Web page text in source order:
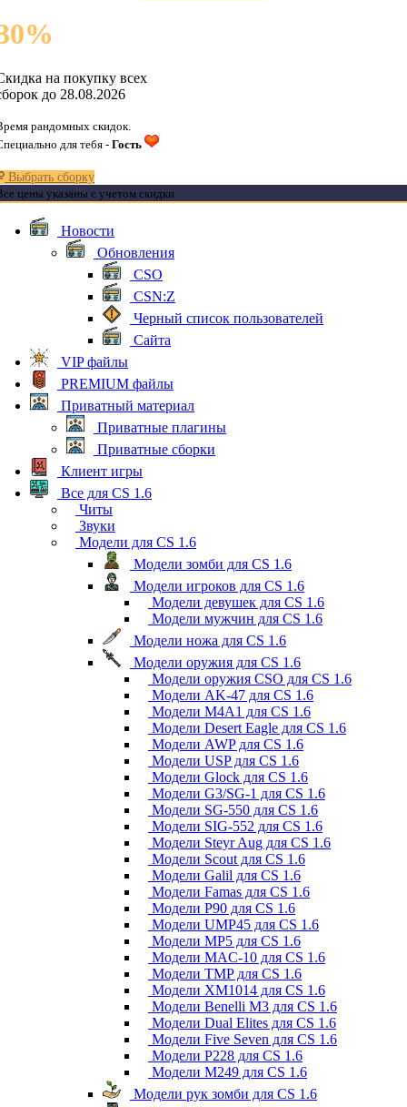
%
на покупку всех
до 28.08.2026
рандомных скидок.
для тебя - Гость
Выбрать сборку
цены указаны с учетом скидки
Новости
Обновления
CSO
CSN:Z
Черный список пользователей
Сайта
VIP файлы
PREMIUM файлы
Приватный материал
Приватные плагины
Приватные сборки
Клиент игры
Все для CS 1.6
Читы
Звуки
Модели для CS 1.6
Модели зомби для CS 1.6
Модели игроков для CS 1.6
Модели девушек для CS 1.6
Модели мужчин для CS 1.6
Модели ножа для CS 1.6
Модели оружия для CS 1.6
Модели оружия CSO для CS 1.6
Модели AK-47 для CS 1.6
Модели M4A1 для CS 1.6
Модели Desert Eagle для CS 1.6
Модели AWP для CS 1.6
Модели USP для CS 1.6
Модели Glock для CS 1.6
Модели G3/SG-1 для CS 1.6
Модели SG-550 для CS 1.6
Модели SIG-552 для CS 1.6
Модели Steyr Aug для CS 1.6
Модели Scout для CS 1.6
Модели Galil для CS 1.6
Модели Famas для CS 1.6
Модели P90 для CS 1.6
Модели UMP45 для CS 1.6
Модели MP5 для CS 1.6
Модели MAC-10 для CS 1.6
Модели TMP для CS 1.6
Модели XM1014 для CS 1.6
Модели Benelli M3 для CS 1.6
Модели Dual Elites для CS 1.6
Модели Five Seven для CS 1.6
Модели P228 для CS 1.6
Модели M249 для CS 1.6
Модели рук зомби для CS 1.6